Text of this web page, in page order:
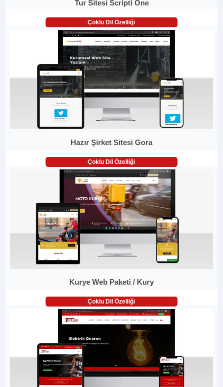
Tur Sitesi Scripti One
Çoklu Dil Özelliği
Hazır Şirket Sitesi Gora
Çoklu Dil Özelliği
Kurye Web Paketi / Kury
Çoklu Dil Özelliği